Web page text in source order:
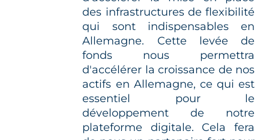
des infrastructures de flexibilité
qui sont indispensables en
Allemagne. Cette levée de
fonds nous permettra
d'accélérer la croissance de nos
actifs en Allemagne, ce qui est
essentiel pour le
développement de notre
plateforme digitale. Cela fera